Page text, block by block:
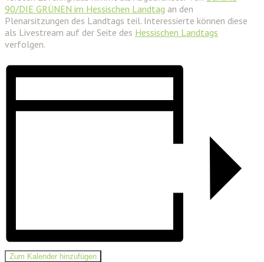
90/DIE GRÜNEN im Hessischen Landtag an den
Plenarsitzungen des Landtags teil. Interessierte können diese
als Livestream auf der Seite des Hessischen Landtags
verfolgen.
Zum Kalender hinzufügen